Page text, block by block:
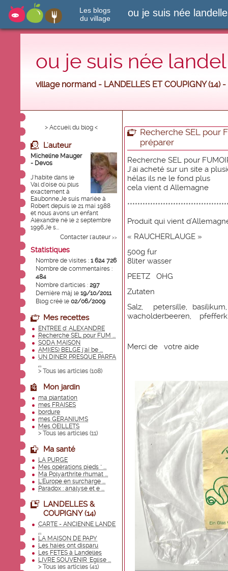
Les blogs
du village
ou je suis née
ou je suis née
village normand - LANDELLES ET COUPIGNY (14) -
> Accueil du blog <
L'auteur
Micheline Mauger
- Devos
J'habite dans le
Val d'oise où plus
exactement à
Eaubonne.Je suis mariée à
Robert depuis le 21 mai 1988
et nous avons un enfant
Alexandre né le 2 septembre
1996.Je s...
Contacter l'auteur >>
Statistiques
Nombre de visites : 1 624 726
Nombre de commentaires :
484
Nombre d'articles : 297
Dernière màj le 19/10/2011
Blog créé le 02/06/2009
Mes recettes
ENTREE d' ALEXANDRE
Recherche SEL pour FUM ...
SODA MAISON
AMI(ES) BELGE j'ai be ...
UN DINER PRESQUE PARFA
...
> Tous les articles (108)
Mon jardin
ma plantation
mes FRAISES
bordure
mes GERANIUMS
Mes OEILLETS
> Tous les articles (11)
Ma santé
LA PURGE
Mes opérations pieds " ...
Ma Polyarthrite rhumat ...
L'Europe en surcharge ...
Paradox : analyse et e ...
LANDELLES &
COUPIGNY (14)
CARTE - ANCIENNE LANDE
...
LA MAISON DE PAPY
Les haies ont disparu
Les FETES à Landelles
LIVRE SOUVENIR 'Eglise ...
> Tous les articles (41)
Recherche SEL pour
préparer
Recherche SEL pour
J'ai acheté sur un site a
hélas ils ne le fond plus
cela vient d Allemagne
Produit qui vient
« RAUCHERLAUGE »
500g fur
8liter wasser
PEETZ OHG
Zutaten
Salz, petersille,
wacholderbeeren,
Merci de votre aide